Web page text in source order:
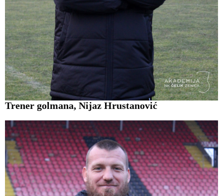
Trener golmana, Nijaz Hrustanović